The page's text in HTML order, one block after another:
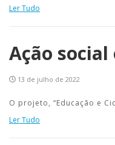
Ler Tudo
Ação
13 de julho de 2022
O projeto, “Educação e
Ler Tudo